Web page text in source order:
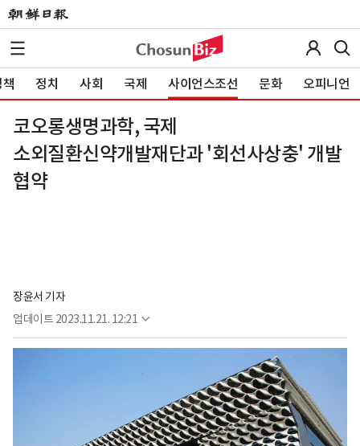
정치 사회 국제 사이언스조선 문화 오피니언
코오롱생명과학, 국제
소외질환신약개발재단과 '회선사상충' 개발
협약
장윤서 기자
업데이트 2023.11.21. 12:21